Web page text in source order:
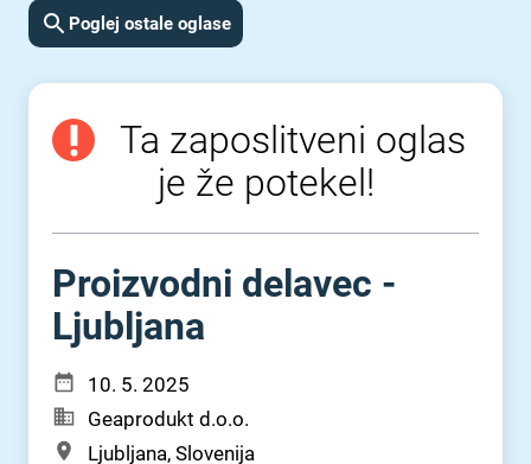
Poglej ostale oglase
Ta zaposlitveni oglas
je že potekel!
Proizvodni delavec -
Ljubljana
10. 5. 2025
Geaprodukt d.o.o.
Ljubljana, Slovenija